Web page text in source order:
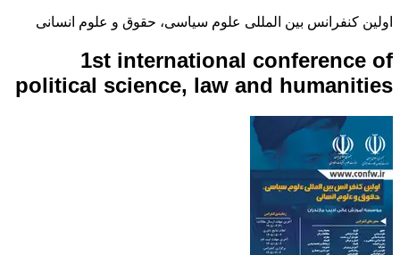
اولین کنفرانس بین المللی علوم سیاسی، حقوق و علوم انسانی
1st international conference of
political science, law and humanities